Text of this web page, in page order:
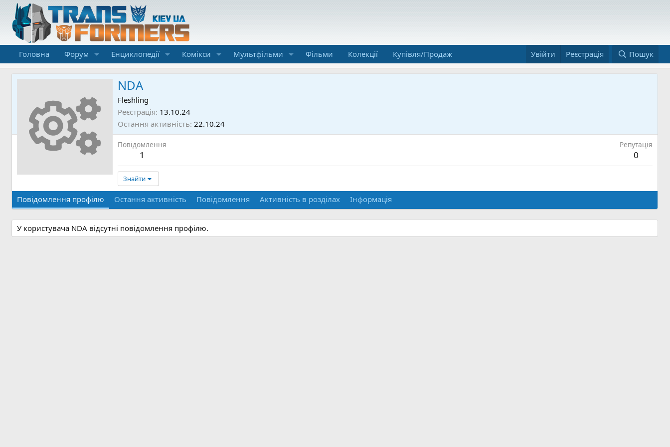
Головна Форум Енциклопедії Комікси Мультфільми Фільми Колекції Купівля/Продаж Увійти Реєстрація Пошук
NDA
Fleshling
Реєстрація 13.10.24
Остання активність 22.10.24
Повідомлення
1
Репутація
0
Знайти
Повідомлення профілю Остання активність Повідомлення Активність в розділах Інформація
У користувача NDA відсутні повідомлення профілю.